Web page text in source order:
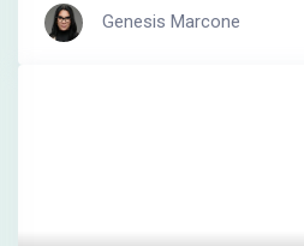
Genesis Marcone